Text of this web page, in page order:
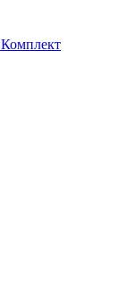
Комплект